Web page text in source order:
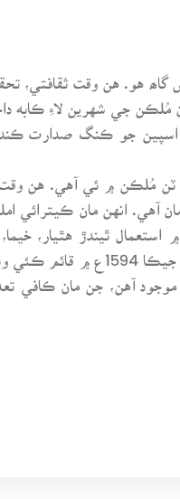
هو. هن وقت ثقافتي،
مُلڪن جي شهرين لاءِ ڪابه
اسپين جو ڪنگ صدارت
ٽن مُلڪن ۾ ئي آهي. هن
مان آهي. انهن مان ڪيترائي
ٿيندڙ هٿيار، خيما،
ميوزيم ۾ ڏھ هزار ان طرح جون شيون موجود آهن. ڪنگ